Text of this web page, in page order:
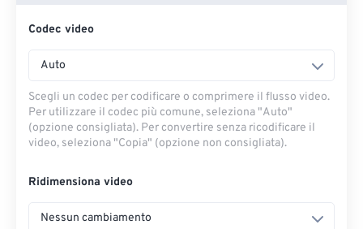
Codec video
Auto
Scegli un codec per codificare o comprimere il flusso video.
Per utilizzare il codec più comune, seleziona "Auto"
(opzione consigliata). Per convertire senza ricodificare il
video, seleziona "Copia" (opzione non consigliata).
Ridimensiona video
Nessun cambiamento